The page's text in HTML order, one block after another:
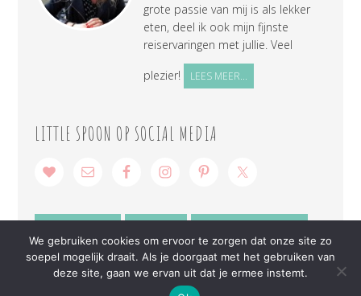
grote passie van mij is als lekker
eten, deel ik ook mijn fijnste
reiservaringen met jullie. Veel
plezier!
LEES MEER...
LITTLE SPOON OP SOCIAL MEDIA
We gebruiken cookies om ervoor te zorgen dat onze site zo
soepel mogelijk draait. Als je doorgaat met het gebruiken van
deze site, gaan we ervan uit dat je ermee instemt.